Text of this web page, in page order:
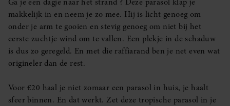
makkelijk in en neem je zo mee. Hij is licht genoeg om
onder je arm te gooien en stevig genoeg om niet bij het
eerste zuchtje wind om te vallen. Een plekje in de schaduw
is dus zo geregeld. En met die raffiarand ben je net even wat
origineler dan de rest.
Voor €20 haal je niet zomaar een parasol in huis, je haalt
sfeer binnen. En dat werkt. Zet deze tropische parasol in je